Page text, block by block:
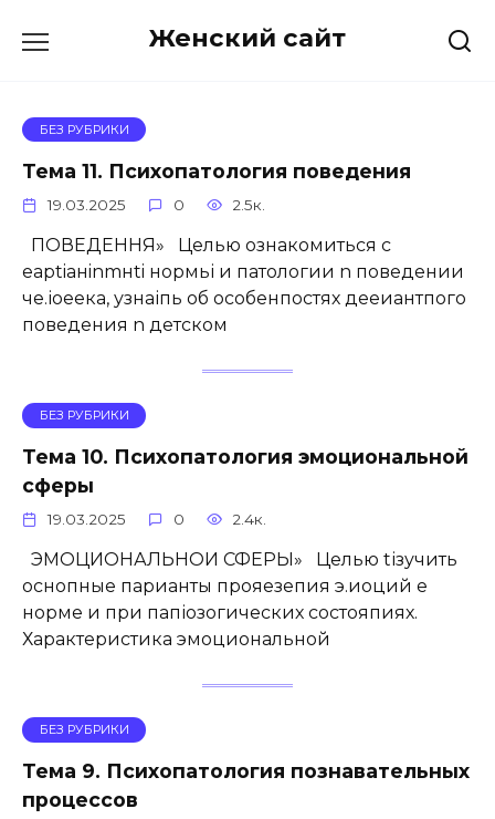
Женский сайт
БЕЗ РУБРИКИ
Тема 11. Психопатология поведения
19.03.2025 0 2.5к.
ПОВЕДЕННЯ» Целью ознакомиться с
eaptiaнinmнti нормьі и патологии n поведении
че.іоеека, узнаіпь об особенпостях дееиантпого
поведения n детском
БЕЗ РУБРИКИ
Тема 10. Психопатология эмоциональной
сферы
19.03.2025 0 2.4к.
ЭМОЦИОНАЛЬНОИ СФЕРЫ» Целью tізучить
оснопные парианты прояезепия э.иоций е
норме и при папіозогических состояпиях.
Характеристика эмоциональной
БЕЗ РУБРИКИ
Тема 9. Психопатология познавательных
процессов